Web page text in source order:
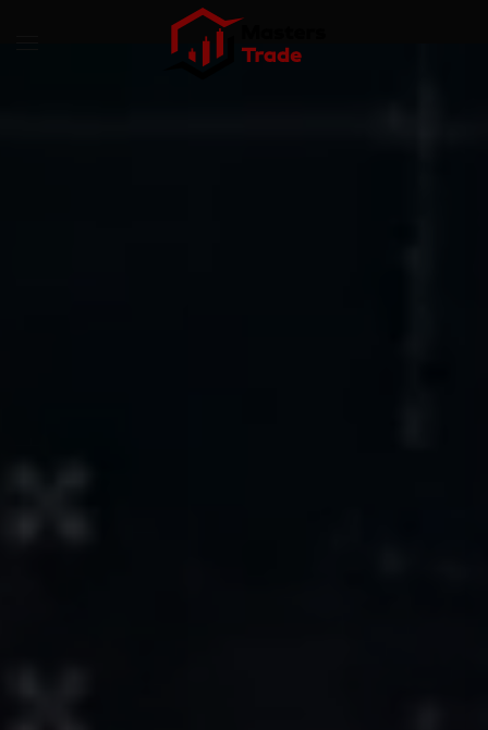
Перейти к содержимому